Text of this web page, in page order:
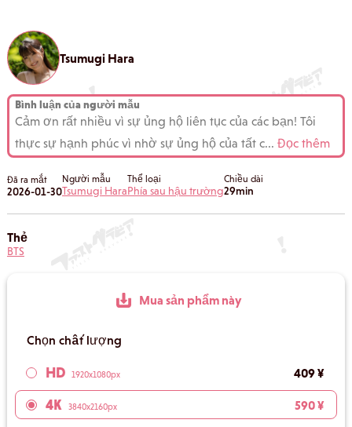
Tsumugi Hara
Bình luận của người mẫu
Cảm ơn rất nhiều vì sự ủng hộ liên tục của các bạn! Tôi
thực sự hạnh phúc vì nhờ sự ủng hộ của tất c... Đọc thêm
Đã ra mắt
2026-01-30
Người mẫu
Tsumugi Hara
Thể loại
Phía sau hậu trường
Chiều dài
29min
Thẻ
BTS
Mua sản phẩm này
Chọn chất lượng
HD 1920x1080px 409 ¥
4K 3840x2160px 590 ¥